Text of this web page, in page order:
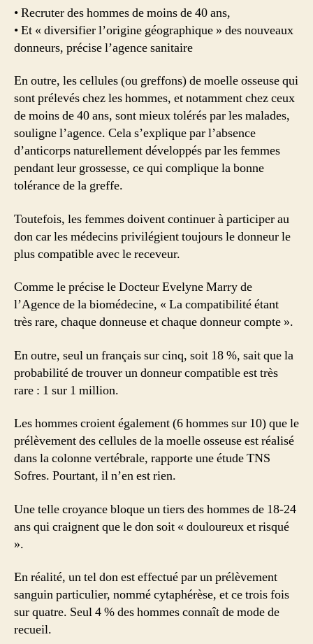
• Recruter des hommes de moins de 40 ans,
• Et « diversifier l’origine géographique » des nouveaux
donneurs, précise l’agence sanitaire
En outre, les cellules (ou greffons) de moelle osseuse qui
sont prélevés chez les hommes, et notamment chez ceux
de moins de 40 ans, sont mieux tolérés par les malades,
souligne l’agence. Cela s’explique par l’absence
d’anticorps naturellement développés par les femmes
pendant leur grossesse, ce qui complique la bonne
tolérance de la greffe.
Toutefois, les femmes doivent continuer à participer au
don car les médecins privilégient toujours le donneur le
plus compatible avec le receveur.
Comme le précise le Docteur Evelyne Marry de
l’Agence de la biomédecine, « La compatibilité étant
très rare, chaque donneuse et chaque donneur compte ».
En outre, seul un français sur cinq, soit 18 %, sait que la
probabilité de trouver un donneur compatible est très
rare : 1 sur 1 million.
Les hommes croient également (6 hommes sur 10) que le
prélèvement des cellules de la moelle osseuse est réalisé
dans la colonne vertébrale, rapporte une étude TNS
Sofres. Pourtant, il n’en est rien.
Une telle croyance bloque un tiers des hommes de 18-24
ans qui craignent que le don soit « douloureux et risqué
».
En réalité, un tel don est effectué par un prélèvement
sanguin particulier, nommé cytaphérèse, et ce trois fois
sur quatre. Seul 4 % des hommes connaît de mode de
recueil.